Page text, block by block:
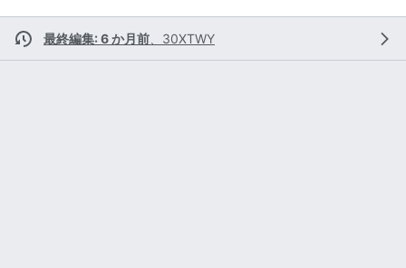
最終編集: 6 か月前 30XTWY